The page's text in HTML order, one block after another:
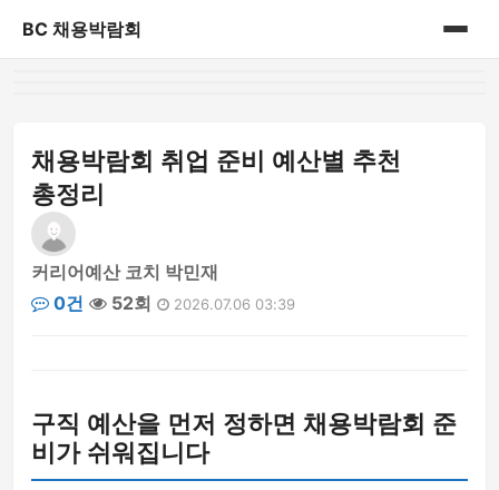
BC 채용박람회
채용박람회 취업 준비 예산별 추천
총정리
커리어예산 코치 박민재
0건
52회 2026.07.06 03:39
구직 예산을 먼저 정하면 채용박람회 준
비가 쉬워집니다